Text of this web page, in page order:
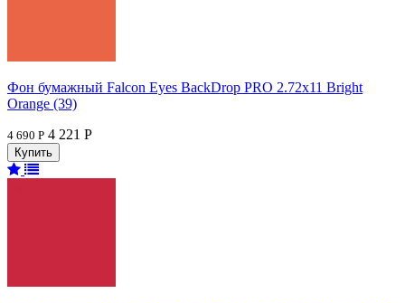
Фон бумажный Falcon Eyes BackDrop PRO 2.72x11 Bright
Orange (39)
4 690 Р 4 221 Р